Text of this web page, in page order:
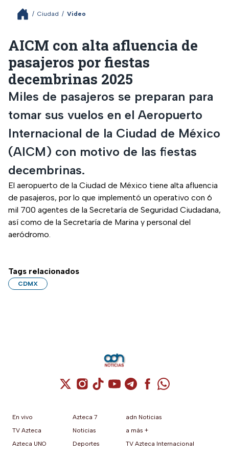
/ Ciudad / Video
AICM con alta afluencia de
pasajeros por fiestas
decembrinas 2025
Miles de pasajeros se preparan para
tomar sus vuelos en el Aeropuerto
Internacional de la Ciudad de México
(AICM) con motivo de las fiestas
decembrinas.
El aeropuerto de la Ciudad de México tiene alta afluencia
de pasajeros, por lo que implementó un operativo con 6
mil 700 agentes de la Secretaría de Seguridad Ciudadana,
así como de la Secretaría de Marina y personal del
aeródromo.
Tags relacionados
CDMX
Cuenta de X / Twitter (se abre en una
Cuenta de Instagram (se abre en una
Cuenta de TikTok (se abre en
Cuenta de YouTube (se abre
Cuenta de Telegram (se
Cuenta de
Cuenta de
En vivo
TV Azteca
Azteca UNO
Azteca 7
Noticias
Deportes
adn Noticias
a más +
TV Azteca Internacional